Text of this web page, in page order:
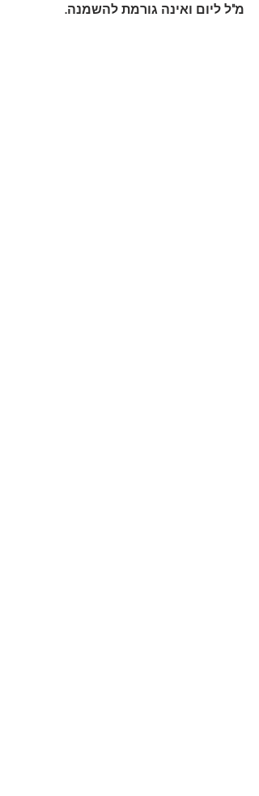
מ"ל ליום ואינה גורמת להשמנה.